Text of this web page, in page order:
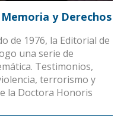
y Derechos
de 1976, la Editorial de
una serie de
Testimonios,
terrorismo y
la Doctora Honoris